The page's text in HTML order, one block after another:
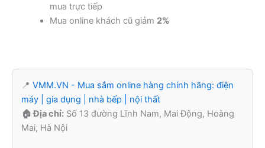
mua trực tiếp
Mua online khách cũ giảm 2%
📍 VMM.VN - Mua sắm online hàng chính hãng: điện
máy | gia dụng | nhà bếp | nội thất
🏠 Địa chỉ: Số 13 đường Lĩnh Nam, Mai Động, Hoàng
Mai, Hà Nội